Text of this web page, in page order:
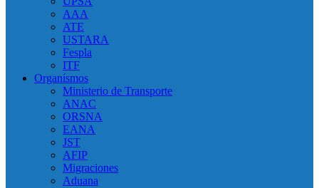
AAA
ATE
USTARA
Fespla
ITF
Organísmos
Ministerio de Transporte
ANAC
ORSNA
EANA
JST
AFIP
Migraciones
Aduana